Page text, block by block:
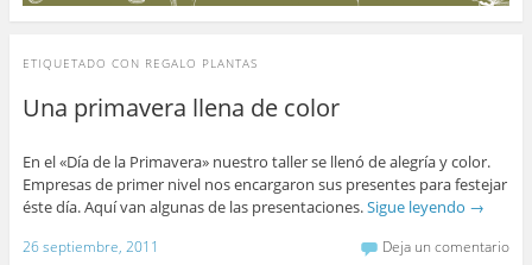
ETIQUETADO CON REGALO PLANTAS
Una primavera llena de color
En el «Día de la Primavera» nuestro taller se llenó de alegría y color.
Empresas de primer nivel nos encargaron sus presentes para festejar
éste día. Aquí van algunas de las presentaciones.Sigue leyendo →
26 septiembre, 2011 Deja un comentario